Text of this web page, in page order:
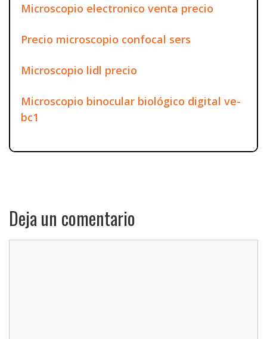
Microscopio electronico venta precio
Precio microscopio confocal sers
Microscopio lidl precio
Microscopio binocular biológico digital ve-
bc1
Deja un comentario